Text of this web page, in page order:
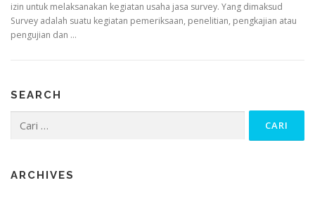
izin untuk melaksanakan kegiatan usaha jasa survey. Yang dimaksud
Survey adalah suatu kegiatan pemeriksaan, penelitian, pengkajian atau
pengujian dan …
SEARCH
untuk:
ARCHIVES